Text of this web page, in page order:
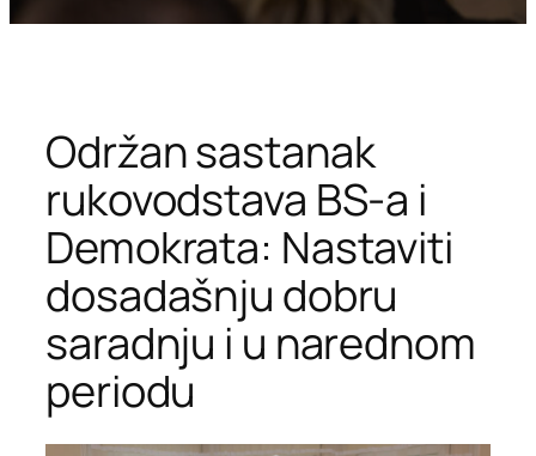
Održan sastanak
rukovodstava BS-a i
Demokrata: Nastaviti
dosadašnju dobru
saradnju i u narednom
periodu